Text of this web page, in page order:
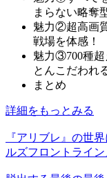
まらない略奪
魅力②超高画
戦場を体感！
魅力③700種超
とんこだわれ
まとめ
詳細をもっとみる
『アリブレ』の世
ルズフロントライ